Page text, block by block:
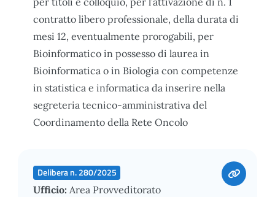
contratto libero professionale, della durata di
mesi 12, eventualmente prorogabili, per
Bioinformatico in possesso di laurea in
Bioinformatica o in Biologia con competenze
in statistica e informatica da inserire nella
segreteria tecnico-amministrativa del
Coordinamento della Rete Oncolo
Delibera n. 280/2025
Ufficio: Area Provveditorato